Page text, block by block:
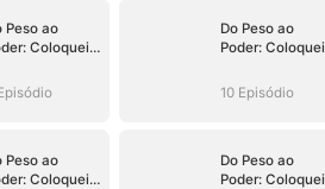
Peso ao
Coloquei
Do Peso ao
Poder: Coloquei
Trono
10 Episódio
Peso ao
Coloquei
Do Peso ao
Poder: Coloquei